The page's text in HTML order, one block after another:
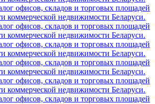
офисов, складов и торговых площадей
коммерческой недвижимости Беларуси.
офисов, складов и торговых площадей
коммерческой недвижимости Беларуси.
офисов, складов и торговых площадей
коммерческой недвижимости Беларуси.
офисов, складов и торговых площадей
коммерческой недвижимости Беларуси.
офисов, складов и торговых площадей
коммерческой недвижимости Беларуси.
офисов, складов и торговых площадей